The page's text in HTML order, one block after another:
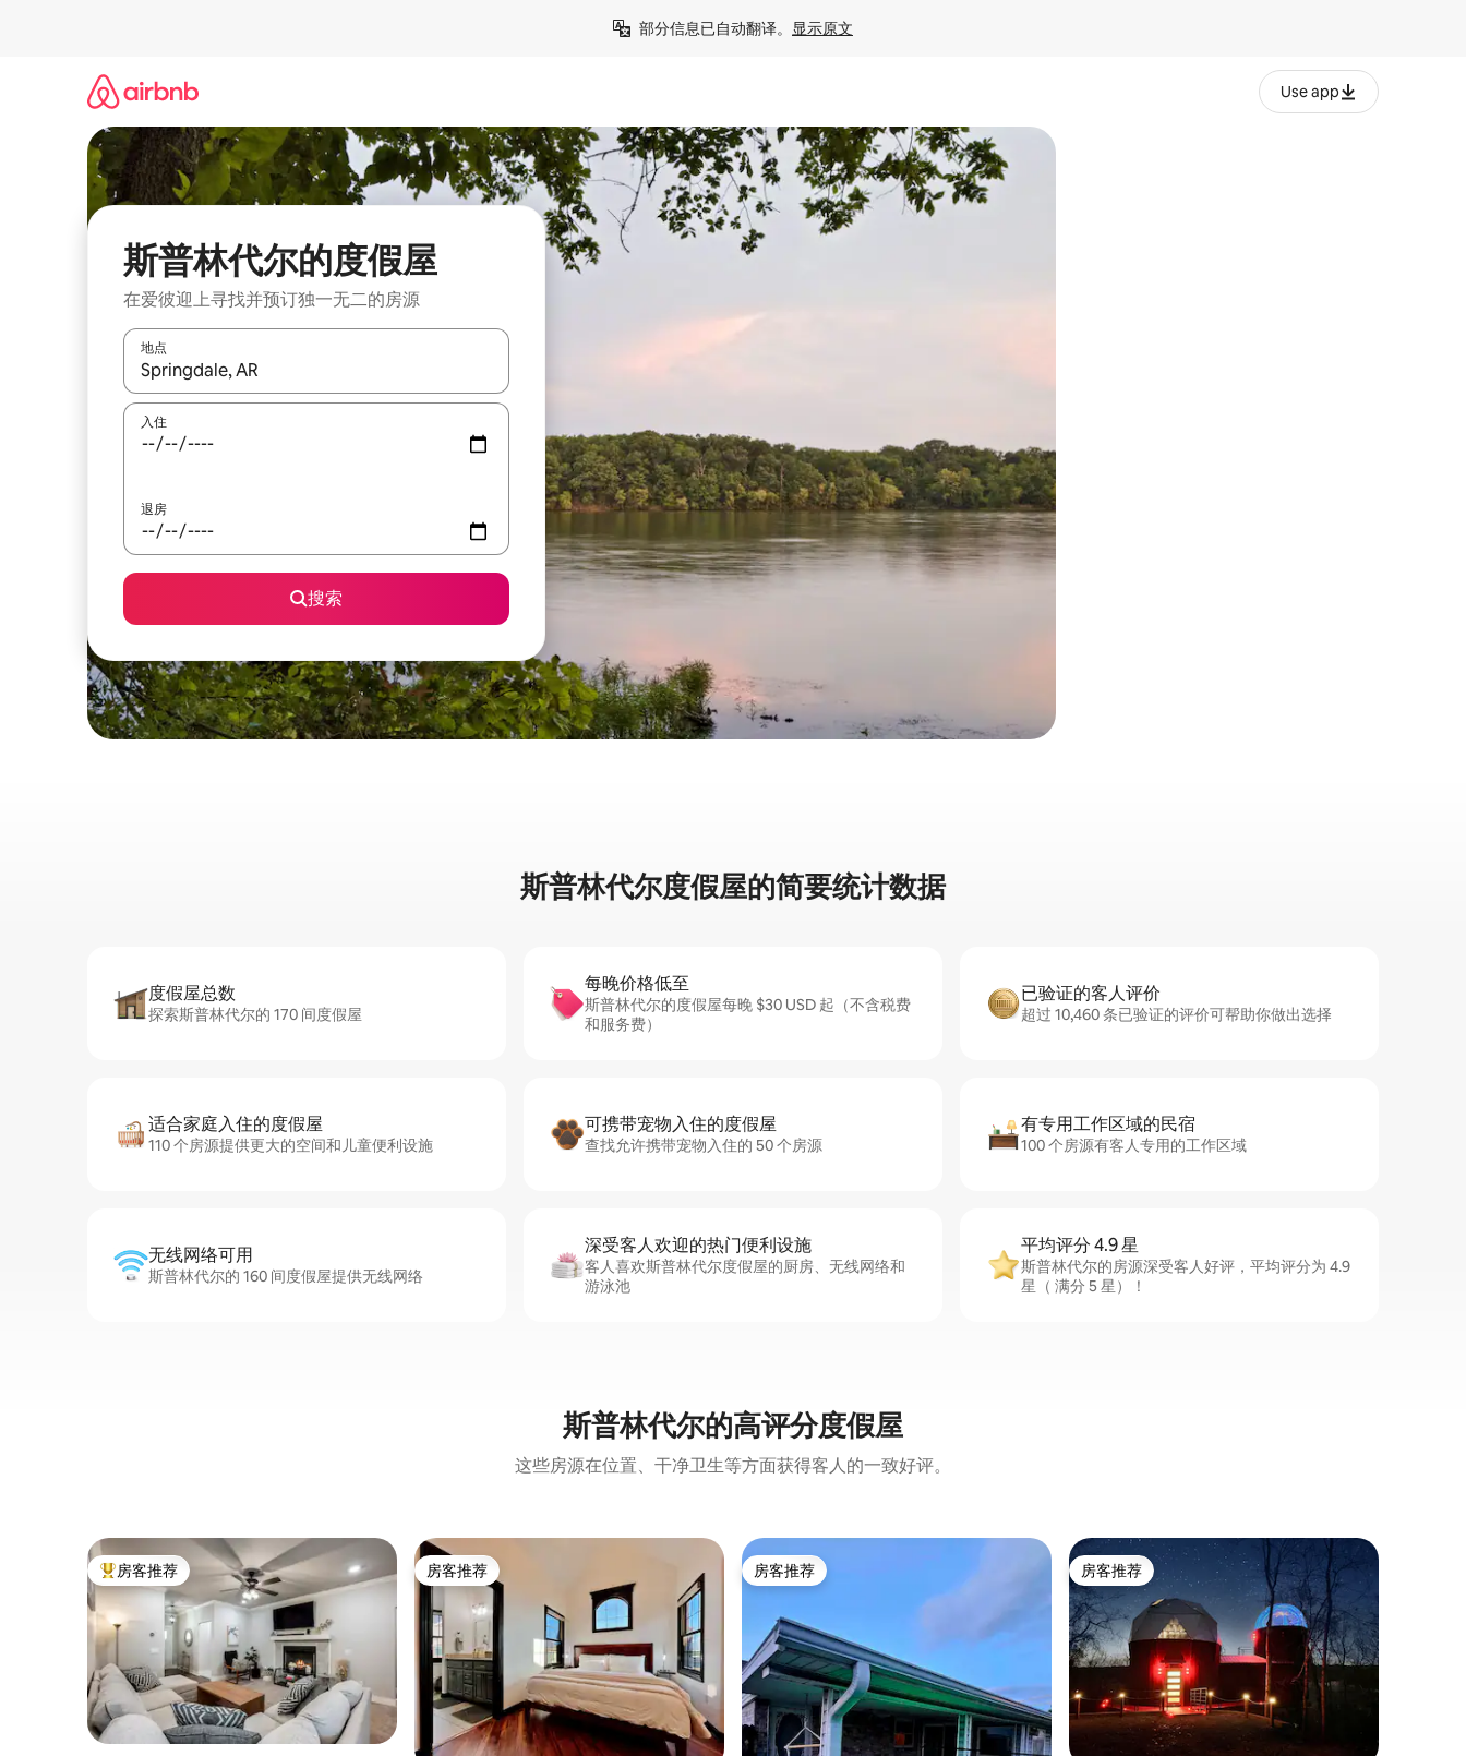
部分信息已自动翻译。 显示原文
Use app
斯普林代尔的度假屋
在爱彼迎上寻找并预订独一无二的房源
地点
如有搜索结果，请使用上下方向键查看，或通过点击或滑动手势浏览。
入住
退房
搜索
斯普林代尔度假屋的简要统计数据
度假屋总数
探索斯普林代尔的 170 间度假屋
每晚价格低至
斯普林代尔的度假屋每晚 $30 USD 起（不含税费
和服务费）
已验证的客人评价
超过 10,460 条已验证的评价可帮助你做出选择
适合家庭入住的度假屋
110 个房源提供更大的空间和儿童便利设施
可携带宠物入住的度假屋
查找允许携带宠物入住的 50 个房源
有专用工作区域的民宿
100 个房源有客人专用的工作区域
无线网络可用
斯普林代尔的 160 间度假屋提供无线网络
深受客人欢迎的热门便利设施
客人喜欢斯普林代尔度假屋的厨房、无线网络和
游泳池
平均评分 4.9 星
斯普林代尔的房源深受客人好评，平均评分为 4.9
星（ 满分 5 星）！
斯普林代尔的高评分度假屋
这些房源在位置、干净卫生等方面获得客人的一致好评。
热门「房客推荐」
房客推荐 房客推荐
房客推荐 房客推荐
房客推荐 房客推荐
房客推荐